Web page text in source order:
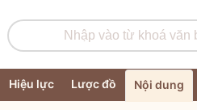
Hiệu lực Lược đồ Nội dung